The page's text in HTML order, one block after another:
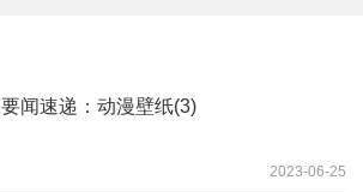
要闻速递：动漫壁纸(3)
2023-06-25